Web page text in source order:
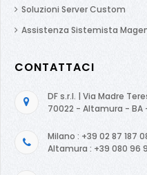
Soluzioni Server Custom
Assistenza Sistemista
CONTATTACI
DF s.r.l. | Via Madre
70022 - Altamura - BA
Milano : +39 02 87 187
Altamura : +39 080 96